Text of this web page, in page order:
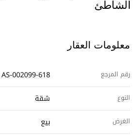
الشاطئ
معلومات العقار
رقم المرجع AS-002099-618
النوع شقة
الغرض بيع